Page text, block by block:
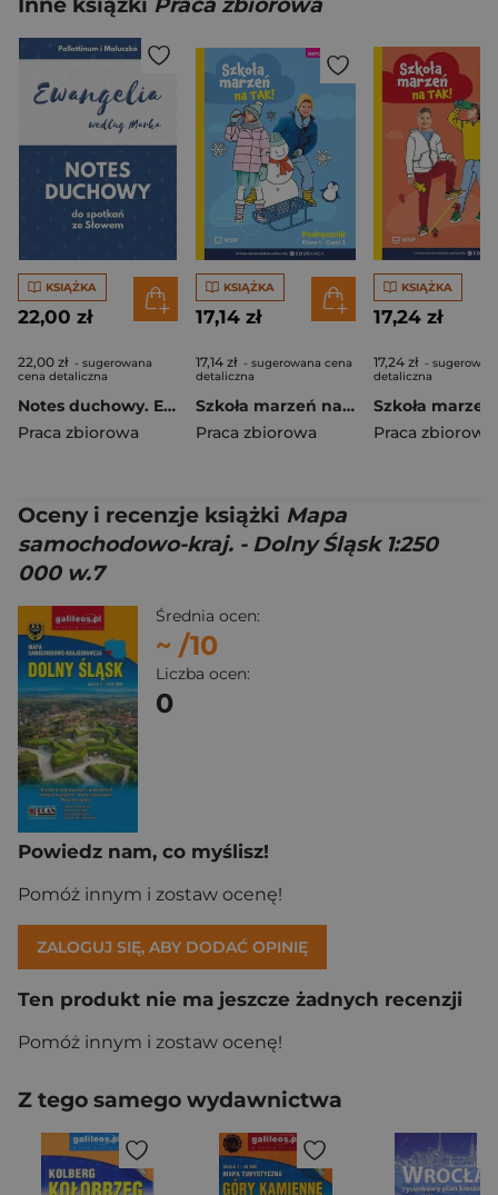
KSIĄŻKA
22,00 zł
22,00 zł - sugerowana
cena detaliczna
Notes duchowy. Ewangelia wg. Marka
Praca zbiorowa
KSIĄŻKA
17,14 zł
17,14 zł - sugerowana cena
detaliczna
Szkoła marzeń na TAK SP 1 podr. cz.2
Praca zbiorowa
KSIĄŻKA
17,24 zł
17,24 zł -
detaliczna
Praca zbiorowa
Oceny i recenzje książki Mapa
samochodowo-kraj. - Dolny Śląsk 1:250
000 w.7
Średnia ocen:
~ /10
Liczba ocen:
0
Powiedz nam, co myślisz!
Pomóż innym i zostaw ocenę!
ZALOGUJ SIĘ, ABY DODAĆ OPINIĘ
Ten produkt nie ma jeszcze żadnych recenzji
Pomóż innym i zostaw ocenę!
Z tego samego wydawnictwa